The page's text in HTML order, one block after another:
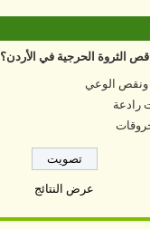
الثروة الحرجية في الأردن؟
ونقص الوعي
رادعة
عرض النتائج